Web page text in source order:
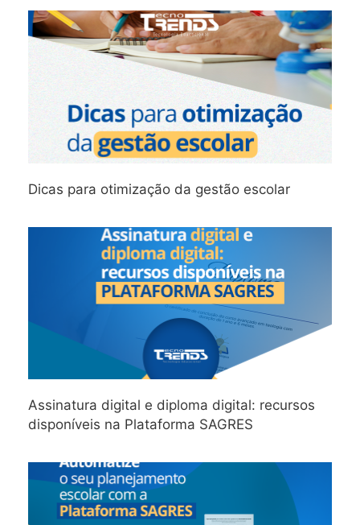
Dicas para otimização da gestão escolar
Assinatura digital e diploma digital: recursos
disponíveis na Plataforma SAGRES